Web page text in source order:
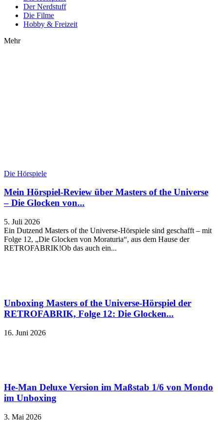
Der Nerdstuff
Die Filme
Hobby & Freizeit
Mehr
Die Hörspiele
Mein Hörspiel-Review über Masters of the Universe
– Die Glocken von...
5. Juli 2026
Ein Dutzend Masters of the Universe-Hörspiele sind geschafft – mit
Folge 12, „Die Glocken von Moraturia“, aus dem Hause der
RETROFABRIK!Ob das auch ein...
Unboxing Masters of the Universe-Hörspiel der
RETROFABRIK, Folge 12: Die Glocken...
16. Juni 2026
He-Man Deluxe Version im Maßstab 1/6 von Mondo
im Unboxing
3. Mai 2026